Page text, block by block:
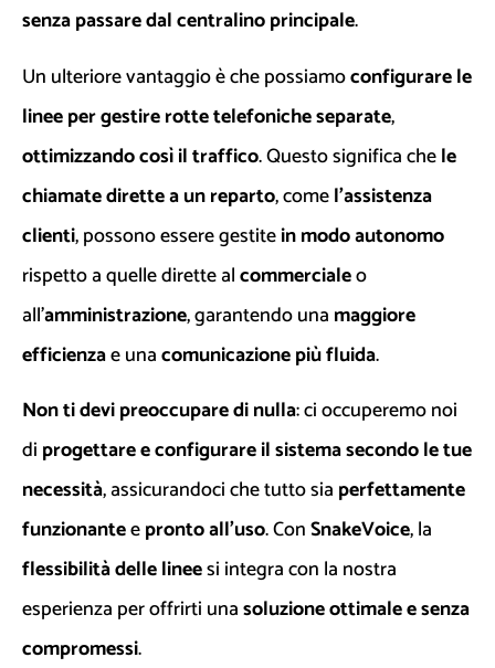
senza passare dal centralino principale.
Un ulteriore vantaggio è che possiamoconfigurare le
linee per gestire rotte telefoniche separate,
ottimizzando così il traffico. Questo significa chele
chiamate dirette a un reparto, comel’assistenza
clienti, possono essere gestitein modo autonomo
rispetto a quelle dirette alcommercialeo
all’amministrazione, garantendo una maggiore
efficienzae unacomunicazione più fluida.
Non ti devi preoccupare di nulla: ci occuperemo noi
di progettare e configurare il sistema secondo le tue
necessità, assicurandoci che tutto sia perfettamente
funzionanteepronto all’uso. ConSnakeVoice, la
flessibilità delle lineesi integra con la nostra
esperienza per offrirti unasoluzione ottimale e senza
compromessi.